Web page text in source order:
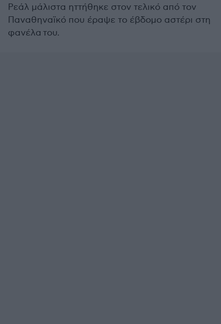
Ρεάλ μάλιστα ηττήθηκε στον τελικό από τον
Παναθηναϊκό που έραψε το έβδομο αστέρι στη
φανέλα του.